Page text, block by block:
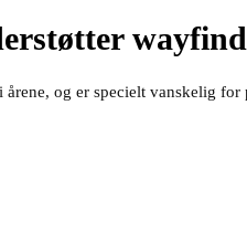
og er specielt vanskelig